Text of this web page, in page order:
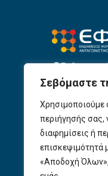
Σεβόμαστε
Χρησιμοποιούμε
περιήγησής σας,
διαφημίσεις ή
επισκεψιμότητά
«Αποδοχή
210 6985210
Ωράριο
Δευτέρα –
Αριθμός ΓΕΜΗ: